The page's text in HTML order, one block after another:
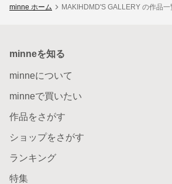
minne ホーム MAKIHDMD'S GALLERY の作品一
minneを知る
minneについて
minneで買いたい
作品をさがす
ショップをさがす
ランキング
特集